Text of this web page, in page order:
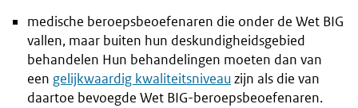
medische beroepsbeoefenaren die onder de Wet BIG
vallen, maar buiten hun deskundigheidsgebied
behandelen Hun behandelingen moeten dan van
een gelijkwaardig kwaliteitsniveau zijn als die van
daartoe bevoegde Wet BIG-beroepsbeoefenaren.